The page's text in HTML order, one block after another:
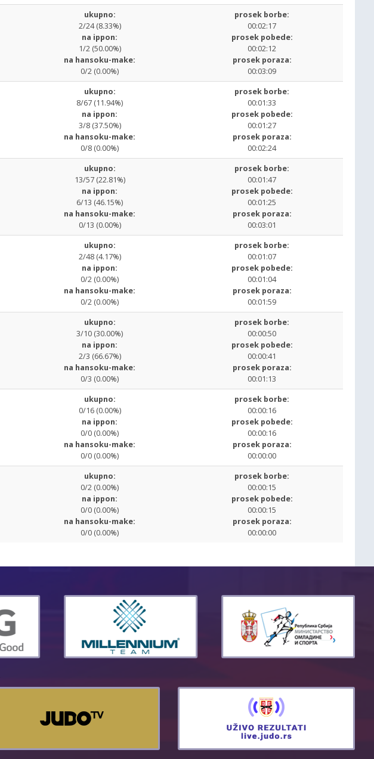
ukupno:
2/24 (8.33%)
na ippon:
1/2 (50.00%)
na hansoku-make:
0/2 (0.00%)
prosek borbe:
00:02:17
prosek pobede:
00:02:12
prosek poraza:
00:03:09
ukupno:
8/67 (11.94%)
na ippon:
3/8 (37.50%)
na hansoku-make:
0/8 (0.00%)
prosek borbe:
00:01:33
prosek pobede:
00:01:27
prosek poraza:
00:02:24
ukupno:
13/57 (22.81%)
na ippon:
6/13 (46.15%)
na hansoku-make:
0/13 (0.00%)
prosek borbe:
00:01:47
prosek pobede:
00:01:25
prosek poraza:
00:03:01
ukupno:
2/48 (4.17%)
na ippon:
0/2 (0.00%)
na hansoku-make:
0/2 (0.00%)
prosek borbe:
00:01:07
prosek pobede:
00:01:04
prosek poraza:
00:01:59
ukupno:
3/10 (30.00%)
na ippon:
2/3 (66.67%)
na hansoku-make:
0/3 (0.00%)
prosek borbe:
00:00:50
prosek pobede:
00:00:41
prosek poraza:
00:01:13
ukupno:
0/16 (0.00%)
na ippon:
0/0 (0.00%)
na hansoku-make:
0/0 (0.00%)
prosek borbe:
00:00:16
prosek pobede:
00:00:16
prosek poraza:
00:00:00
ukupno:
0/2 (0.00%)
na ippon:
0/0 (0.00%)
na hansoku-make:
0/0 (0.00%)
prosek borbe:
00:00:15
prosek pobede:
00:00:15
prosek poraza:
00:00:00